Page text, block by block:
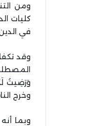
ومن
كليات
في
وقد
وخرج
وبما